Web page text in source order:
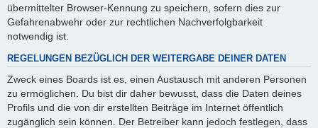
übermittelter Browser-Kennung zu speichern, sofern dies zur
Gefahrenabwehr oder zur rechtlichen Nachverfolgbarkeit
notwendig ist.
REGELUNGEN BEZÜGLICH DER WEITERGABE DEINER DATEN
Zweck eines Boards ist es, einen Austausch mit anderen Personen
zu ermöglichen. Du bist dir daher bewusst, dass die Daten deines
Profils und die von dir erstellten Beiträge im Internet öffentlich
zugänglich sein können. Der Betreiber kann jedoch festlegen, dass